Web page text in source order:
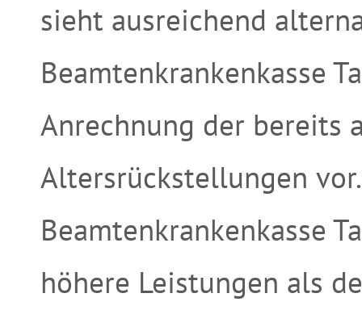
sieht ausreichend
Beamtenkrankenkasse
Anrechnung der bereits
Altersrückstellungen
Beamtenkrankenkasse
höhere Leistungen als